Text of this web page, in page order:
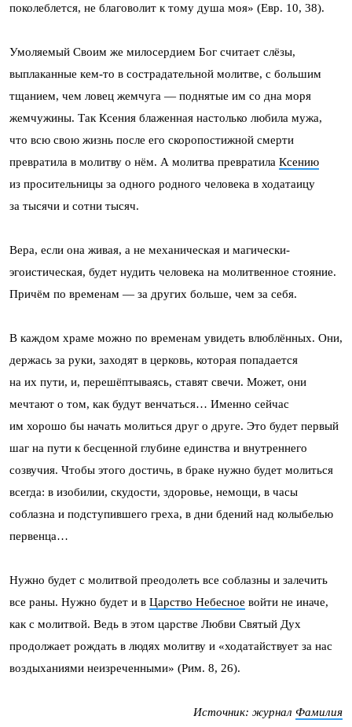
поколеблется, не благоволит к тому душа моя» (Евр. 10, 38).
Умоляемый Своим же милосердием Бог считает слёзы,
выплаканные кем-то в сострадательной молитве, с большим
тщанием, чем ловец жемчуга — поднятые им со дна моря
жемчужины. Так Ксения блаженная настолько любила мужа,
что всю свою жизнь после его скоропостижной смерти
превратила в молитву о нём. А молитва превратила Ксению
из просительницы за одного родного человека в ходатаицу
за тысячи и сотни тысяч.
Вера, если она живая, а не механическая и магически-
эгоистическая, будет нудить человека на молитвенное стояние.
Причём по временам — за других больше, чем за себя.
В каждом храме можно по временам увидеть влюблённых. Они,
держась за руки, заходят в церковь, которая попадается
на их пути, и, перешёптываясь, ставят свечи. Может, они
мечтают о том, как будут венчаться… Именно сейчас
им хорошо бы начать молиться друг о друге. Это будет первый
шаг на пути к бесценной глубине единства и внутреннего
созвучия. Чтобы этого достичь, в браке нужно будет молиться
всегда: в изобилии, скудости, здоровье, немощи, в часы
соблазна и подступившего греха, в дни бдений над колыбелью
первенца…
Нужно будет с молитвой преодолеть все соблазны и залечить
все раны. Нужно будет и в Царство Небесное войти не иначе,
как с молитвой. Ведь в этом царстве Любви Святый Дух
продолжает рождать в людях молитву и «ходатайствует за нас
воздыханиями неизреченными» (Рим. 8, 26).
Источник: журнал Фамилия